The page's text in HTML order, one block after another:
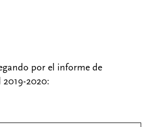
por el informe de
2020: